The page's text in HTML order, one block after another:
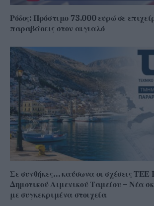
Ρόδος: Πρόστιμο 73.000 ευρώ σε
παραβάσεις στον αιγιαλό
Σε συνθήκες… καύσωνα οι σχέσεις ΤΕΕ
Δημοτικού Λιμενικού Ταμείου – Νέα
με συγκεκριμένα στοιχεία